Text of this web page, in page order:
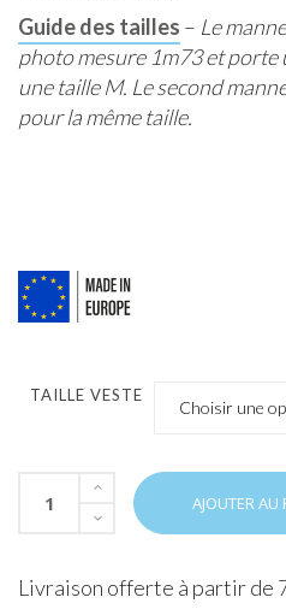
Guide des tailles – Le
photo mesure 1m73 et porte
une taille M. Le second
pour la même taille.
TAILLE VESTE
Choisir une
AJOUTER AU
Livraison offerte à partir de